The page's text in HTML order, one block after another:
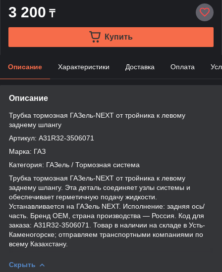
3 200 ₸
Купить
Описание Характеристики Доставка Оплата
Описание
Трубка тормозная ГАЗель-NEXT от тройника к левому
заднему шлангу
Артикул: A31R32-3506071
Марка: ГАЗ
Категория: ГАЗель / Тормозная система
Трубка тормозная ГАЗель-NEXT от тройника к левому
заднему шлангу. Эта деталь соединяет узлы системы и
обеспечивает герметичную подачу жидкости.
Устанавливается на ГАЗель NEXT. Исполнение: задняя ось/
часть. Бренд OEM, страна производства — Россия. Код для
заказа: A31R32-3506071. Товар в наличии на складе в Усть-
Каменогорске; отправляем транспортными компаниями по
всему Казахстану.
Скрыть